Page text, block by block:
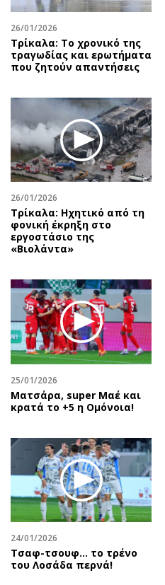
26/01/2026
Τρίκαλα: Το χρονικό της
τραγωδίας και ερωτήματα
που ζητούν απαντήσεις
26/01/2026
Τρίκαλα: Ηχητικό από τη
φονική έκρηξη στο
εργοστάσιο της
«Βιολάντα»
25/01/2026
Mατσάρα, super Μαέ και
κρατά το +5 η Ομόνοια!
24/01/2026
Τσαφ-τσουφ… το τρένο
του Λοσάδα περνά!